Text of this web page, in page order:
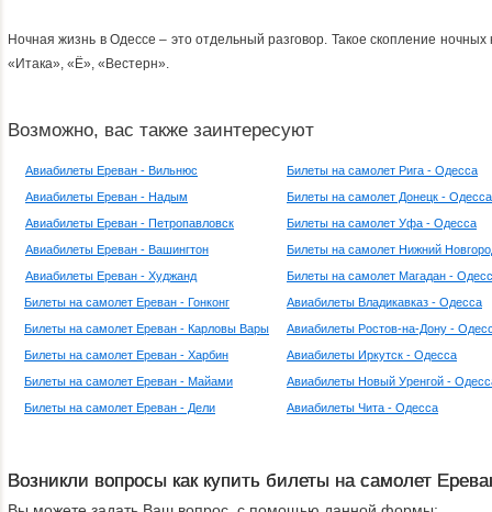
Ночная жизнь в Одессе – это отдельный разговор. Такое скопление
«Итака», «Ё», «Вестерн».
Возможно, вас также заинтересуют
Авиабилеты Ереван - Вильнюс
Авиабилеты Ереван - Надым
Авиабилеты Ереван - Петропавловск
Авиабилеты Ереван - Вашингтон
Авиабилеты Ереван - Худжанд
Билеты на самолет Ереван - Гонконг
Билеты на самолет Ереван - Карловы Вары
Билеты на самолет Ереван - Харбин
Билеты на самолет Ереван - Майами
Билеты на самолет Ереван - Дели
Билеты на самолет Рига - Одесса
Билеты на самолет Донецк - Одесса
Билеты на самолет Уфа - Одесса
Билеты на самолет Нижний
Билеты на самолет Магадан -
Авиабилеты Владикавказ - Одесса
Авиабилеты Ростов-на-Дону -
Авиабилеты Иркутск - Одесса
Авиабилеты Новый Уренгой -
Авиабилеты Чита - Одесса
Возникли вопросы как купить билеты на самолет